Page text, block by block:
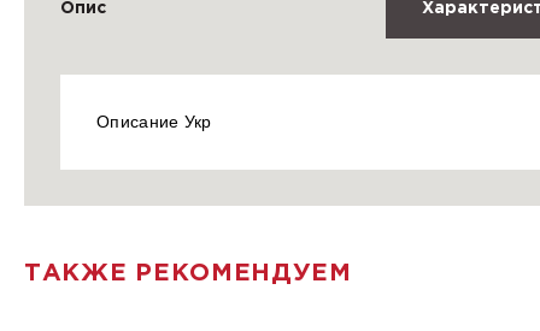
Опис
Описание Укр
ТАКЖЕ РЕКОМЕНДУЕМ